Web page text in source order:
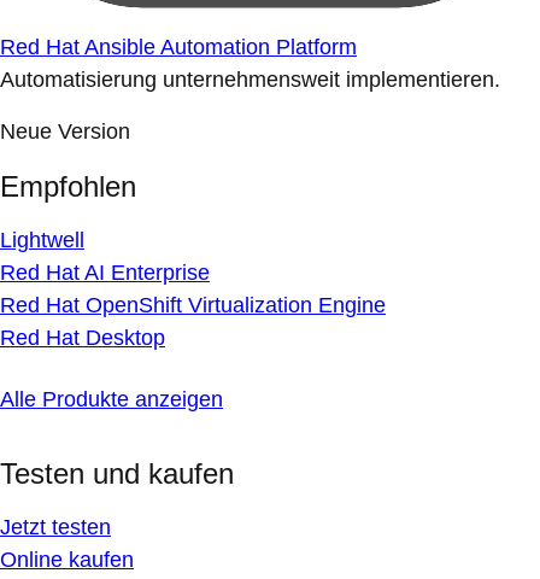
Red Hat Ansible Automation Platform
Automatisierung unternehmensweit implementieren.
Neue Version
Empfohlen
Lightwell
Red Hat AI Enterprise
Red Hat OpenShift Virtualization Engine
Red Hat Desktop
Alle Produkte anzeigen
Testen und kaufen
Jetzt testen
Online kaufen